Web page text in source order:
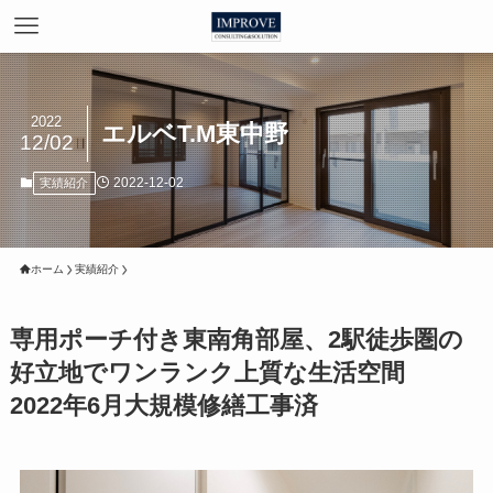
エルベT.M東中野
2022
12/02
実績紹介 2022-12-02
ホーム 実績紹介
専用ポーチ付き東南角部屋、2駅徒歩圏の
好立地でワンランク上質な生活空間
2022年6月大規模修繕工事済